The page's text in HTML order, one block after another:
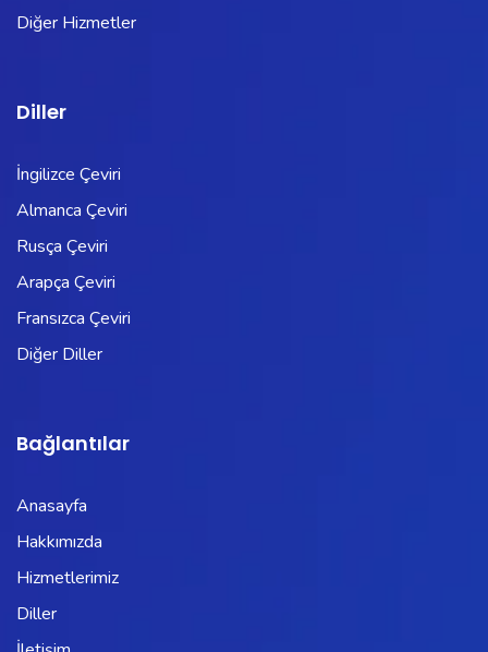
Diğer Hizmetler
Diller
İngilizce Çeviri
Almanca Çeviri
Rusça Çeviri
Arapça Çeviri
Fransızca Çeviri
Diğer Diller
Bağlantılar
Anasayfa
Hakkımızda
Hizmetlerimiz
Diller